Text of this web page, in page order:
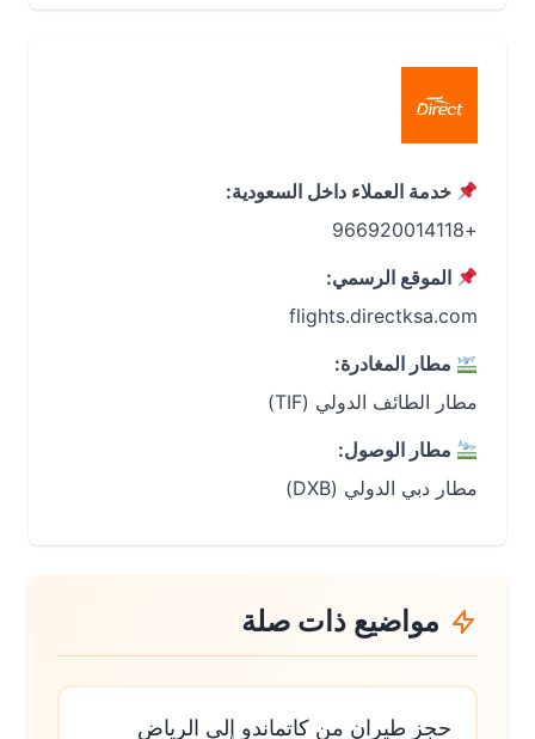
خدمة العملاء داخل السعودية:
الموقع الرسمي:
flights.directksa.com
مطار المغادرة:
مطار الطائف الدولي (TIF)
مطار الوصول:
مطار دبي الدولي (DXB)
مواضيع ذات صلة
حجز طيران من كاتماندو إلى الرياض